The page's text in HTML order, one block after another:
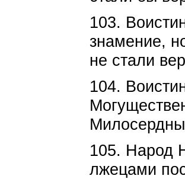
103.
знамение,
не стали
104.
105. Народ
лжецами